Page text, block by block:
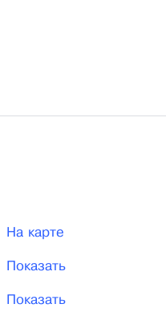
На карте
Показать
Показать